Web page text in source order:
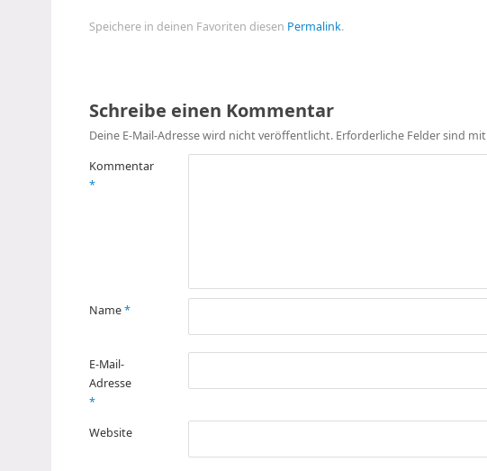
Speichere in deinen Favoriten diesen Permalink.
Schreibe einen Kommentar
Deine E-Mail-Adresse wird nicht veröffentlicht. Erforderliche Felder sind mit
Kommentar
*
Name*
E-Mail-
Adresse
*
Website